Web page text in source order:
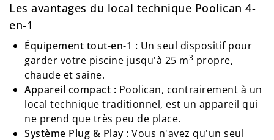
Les avantages du local technique Poolican 4-
en-1
Équipement tout-en-1 : Un seul dispositif pour
garder votre piscine jusqu'à 25 m3 propre,
chaude et saine.
Appareil compact : Poolican, contrairement à un
local technique traditionnel, est un appareil qui
ne prend que très peu de place.
Système Plug & Play : Vous n'avez qu'un seul